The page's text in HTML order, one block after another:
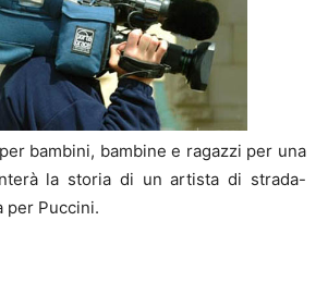
bambini, bambine e ragazzi per una
la storia di un artista di strada-
per Puccini.